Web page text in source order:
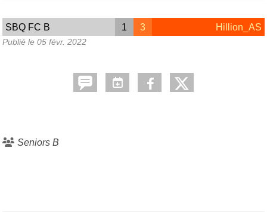
SBQ FC B 1 3 Hillion_AS
Publié le 05 févr. 2022
Seniors B